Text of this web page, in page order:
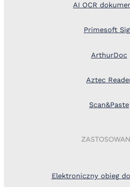
AI OCR
Primesoft
ArthurDoc
Aztec
Scan&Paste
Elektroniczny obieg